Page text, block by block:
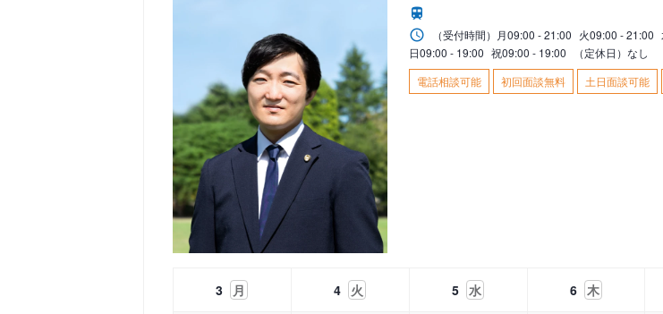
（受付時間） 月09:00 - 21:00 火09:00 - 21:00
日09:00 - 19:00 祝09:00 - 19:00
（定休日）なし
電話相談可能
初回面談無料 土日面談可能
3 月 4 火 5 水 6 木